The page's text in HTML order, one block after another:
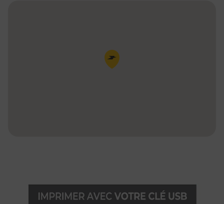
Pin de la carte